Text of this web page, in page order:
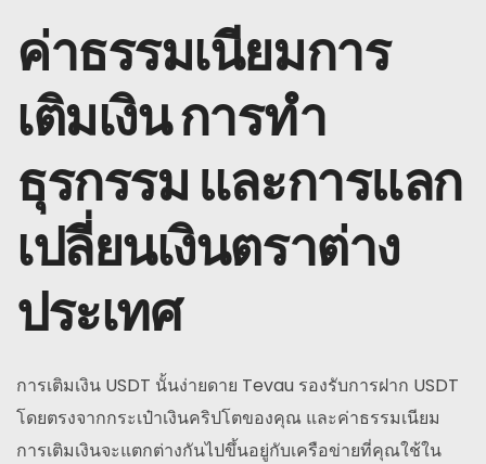
ค่าธรรมเนียมการ
เติมเงิน การทำ
ธุรกรรม และการแลก
เปลี่ยนเงินตราต่าง
ประเทศ
การเติมเงิน USDT นั้นง่ายดาย Tevau รองรับการฝาก USDT
โดยตรงจากกระเป๋าเงินคริปโตของคุณ และค่าธรรมเนียม
การเติมเงินจะแตกต่างกันไปขึ้นอยู่กับเครือข่ายที่คุณใช้ใน